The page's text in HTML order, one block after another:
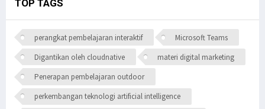
TOP TAGS
perangkat pembelajaran interaktif
Microsoft Teams
Digantikan oleh cloudnative
materi digital marketing
Penerapan pembelajaran outdoor
perkembangan teknologi artificial intelligence